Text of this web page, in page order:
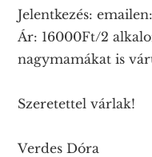
Jelentkezés:
Ár: 16000Ft/2
nagymamákat is
Szeretettel várlak!
Verdes Dóra